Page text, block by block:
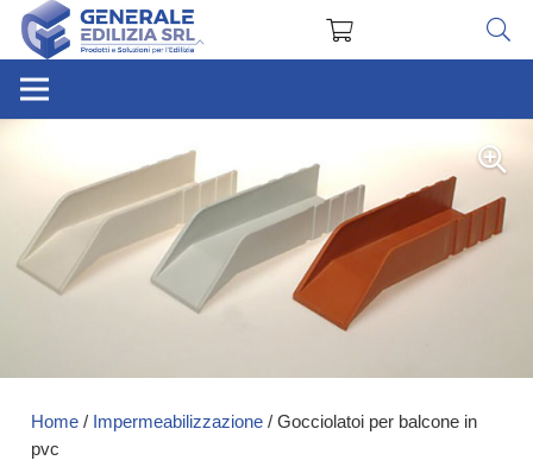
Home/ Impermeabilizzazione/ Gocciolatoi per balcone in
pvc